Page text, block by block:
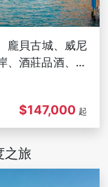
龐貝古城、威尼
、酒莊品酒、法
$147,000 起
旅